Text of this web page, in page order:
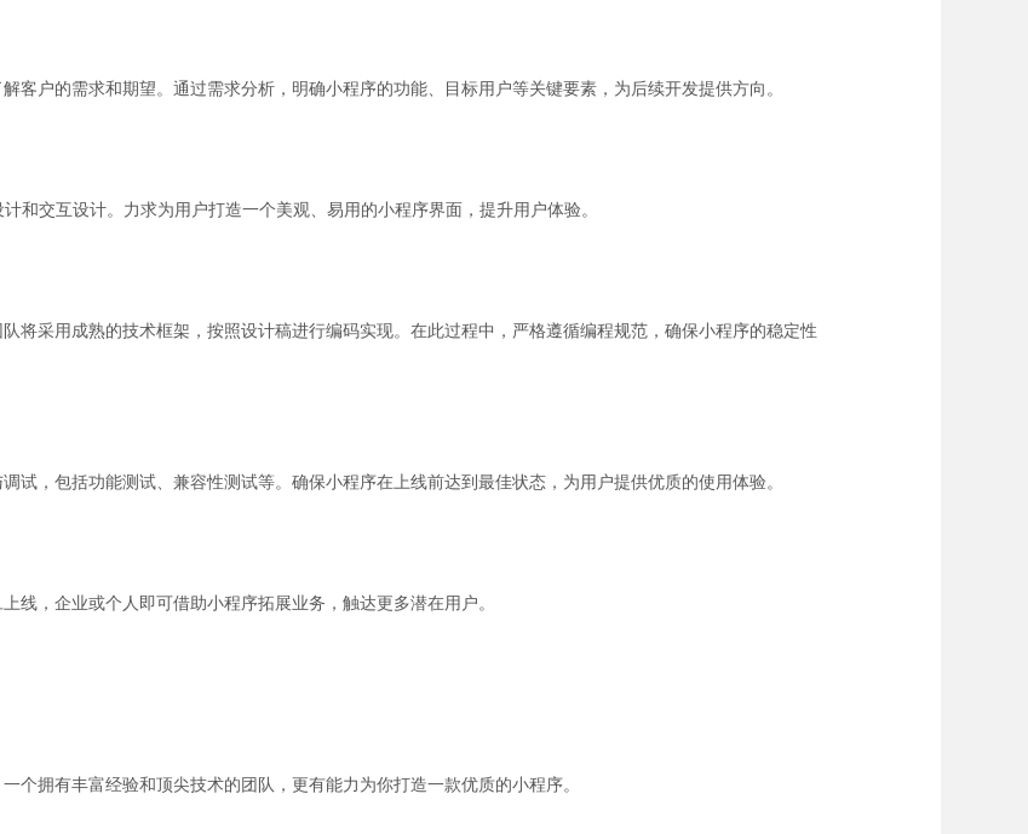
客户的需求和期望。通过需求分析，明确小程序的功能、目标用户等关键要素，为后续开发提供方向。
和交互设计。力求为用户打造一个美观、易用的小程序界面，提升用户体验。
将采用成熟的技术框架，按照设计稿进行编码实现。在此过程中，严格遵循编程规范，确保小程序的稳定性
试，包括功能测试、兼容性测试等。确保小程序在上线前达到最佳状态，为用户提供优质的使用体验。
线，企业或个人即可借助小程序拓展业务，触达更多潜在用户。
个拥有丰富经验和顶尖技术的团队，更有能力为你打造一款优质的小程序。